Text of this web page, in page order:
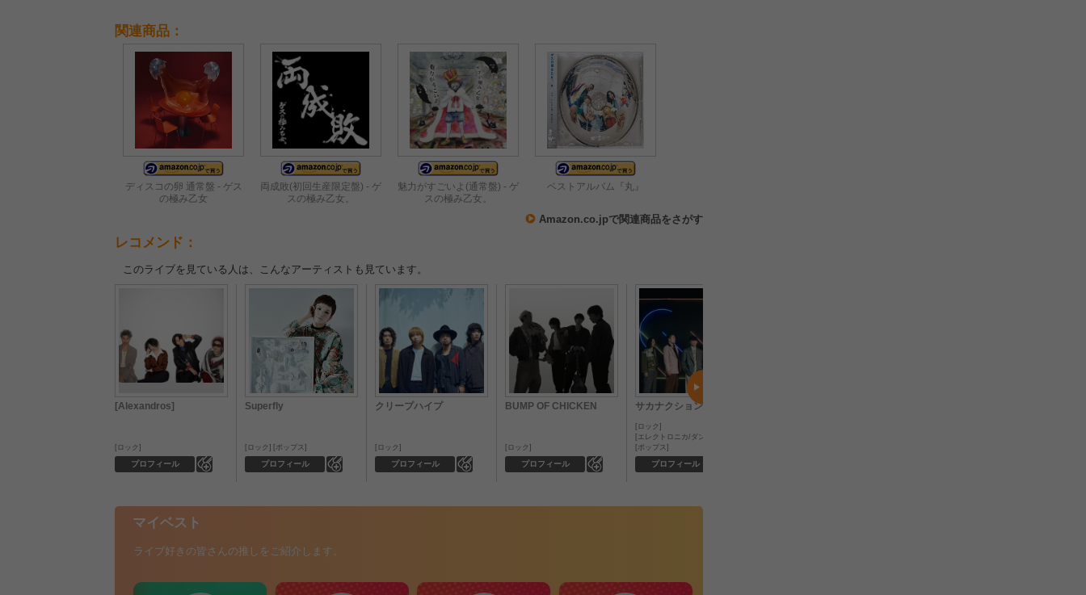
関連商品：
ディスコの卵 通常盤 - ゲス
の極み乙女
両成敗(初回生産限定盤) - ゲ
スの極み乙女。
魅力がすごいよ(通常盤) - ゲ
スの極み乙女。
ベストアルバム『丸』
Amazon.co.jpで関連商品をさがす
レコメンド：
このライブを見ている人は、こんなアーティストも見ています。
[Alexandros]
プロフィール
ロック
Superfly
プロフィール
ロック ポップス
クリープハイプ
プロフィール
ロック
BUMP OF CHICKEN
プロフィール
ロック
サカナクション
プロフィール
ロック
エレクトロニカ/ダンス
ポップス
マイベスト
ライブ好きの皆さんの推しをご紹介します。